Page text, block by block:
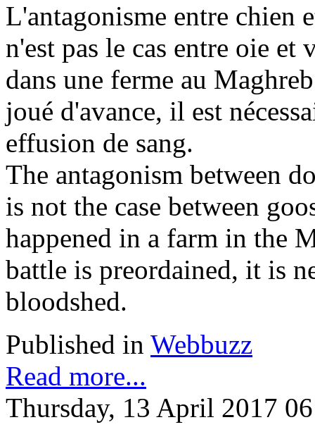
L'antagonisme entre chien
n'est pas le cas entre oie et
dans une ferme au
joué d'avance, il est
effusion de sang.
The antagonism between
is not the case between
happened in a farm in the
battle is preordained, it is
bloodshed.
Published in Webbuzz
Read more...
Thursday, 13 April 2017